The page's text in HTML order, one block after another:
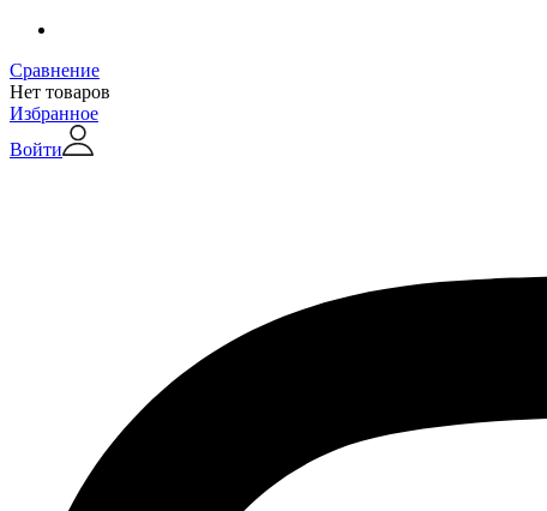
Сравнение
Нет товаров
Избранное
Войти